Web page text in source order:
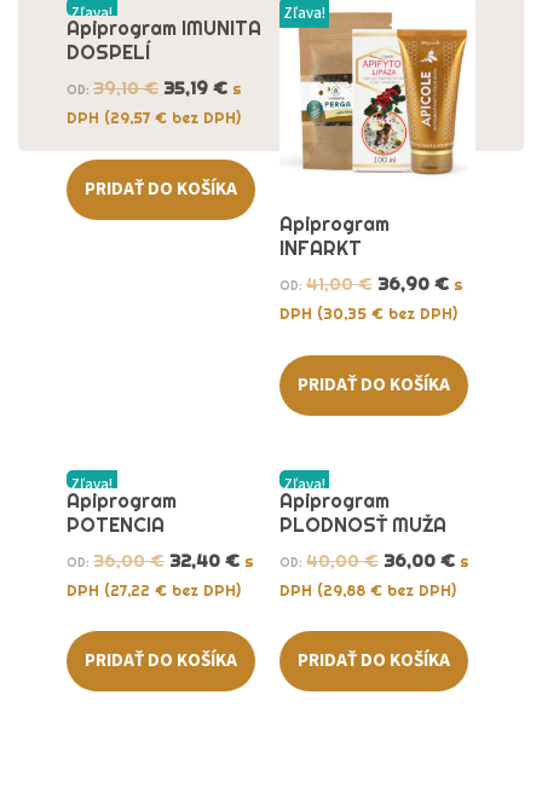
Zľava!
Apiprogram IMUNITA
DOSPELÍ
OD: 39,10€ 35,19 € s
DPH (29,57 € bez DPH)
PRIDAŤ DO KOŠÍKA
Zľava!
Apiprogram
INFARKT
OD:41,00€ 36,90 € s
DPH (30,35 €bez DPH)
PRIDAŤ DO KOŠÍKA
Zľava!
Apiprogram
POTENCIA
OD: 36,00€ 32,40 € s
DPH (27,22 € bez DPH)
PRIDAŤ DO KOŠÍKA
Zľava!
Apiprogram
PLODNOSŤ MUŽA
OD:40,00€ 36,00 € s
DPH (29,88 €bez DPH)
PRIDAŤ DO KOŠÍKA